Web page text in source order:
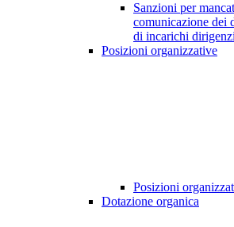
Sanzioni per
comunicazione dei
di incarichi
Posizioni organizzative
Posizioni
Dotazione organica